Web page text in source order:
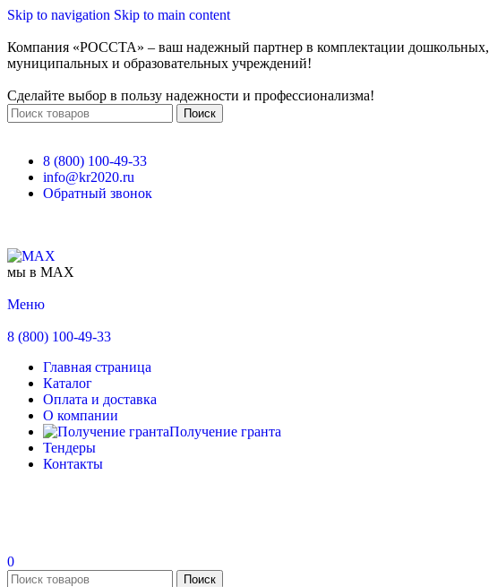
Skip to navigation Skip to main content
Компания «РОССТА» – ваш надежный партнер в комплектации дошкольных,
муниципальных и образовательных учреждений!
Сделайте выбор в пользу надежности и профессионализма!
Поиск
8 (800) 100-49-33
info@kr2020.ru
Обратный звонок
мы в MAX
Меню
8 (800) 100-49-33
Главная страница
Каталог
Оплата и доставка
О компании
Получение гранта
Тендеры
Контакты
0
Поиск